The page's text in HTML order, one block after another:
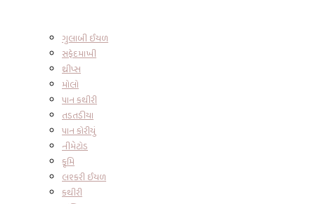
ગુલાબી ઈયળ
સફેદમાખી
થ્રીપ્સ
મોલો
પાન કથીરી
તડતડીયા
પાન કોરીયું
નીમેટોડ
કૃમિ
લશ્કરી ઈયળ
કથીરી